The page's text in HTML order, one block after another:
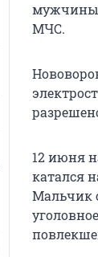
мужчины
МЧС.
12 июня
катался
Мальчик